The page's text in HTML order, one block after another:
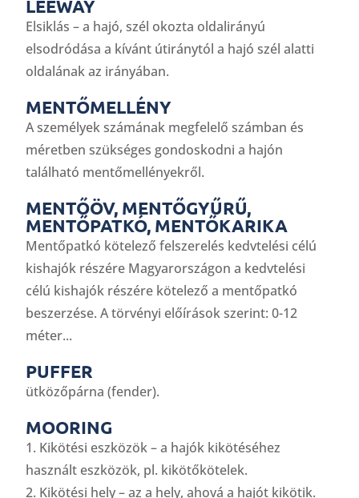
LEEWAY
Elsiklás – a hajó, szél okozta oldalirányú
elsodródása a kívánt útiránytól a hajó szél alatti
oldalának az irányában.
MENTŐMELLÉNY
A személyek számának megfelelő számban és
méretben szükséges gondoskodni a hajón
található mentőmellényekről.
MENTŐÖV, MENTŐGYŰRŰ,
MENTŐPATKÓ, MENTŐKARIKA
Mentőpatkó kötelező felszerelés kedvtelési célú
kishajók részére Magyarországon a kedvtelési
célú kishajók részére kötelező a mentőpatkó
beszerzése. A törvényi előírások szerint: 0-12
méter...
PUFFER
ütközőpárna (fender).
MOORING
1. Kikötési eszközök – a hajók kikötéséhez
használt eszközök, pl. kikötőkötelek.
2. Kikötési hely – az a hely, ahová a hajót kikötik.